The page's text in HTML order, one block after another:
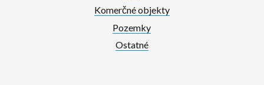
Komerčné objekty
Pozemky
Ostatné